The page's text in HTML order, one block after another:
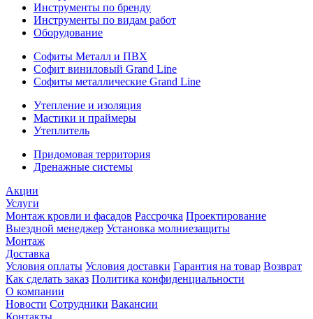
Инструменты по бренду
Инструменты по видам работ
Оборудование
Софиты Металл и ПВХ
Софит виниловый Grand Line
Софиты металлические Grand Line
Утепление и изоляция
Мастики и праймеры
Утеплитель
Придомовая территория
Дренажные системы
Акции
Услуги
Монтаж кровли и фасадов Рассрочка Проектирование
Выездной менеджер Установка молниезащиты
Монтаж
Доставка
Условия оплаты Условия доставки Гарантия на товар Возврат
Как сделать заказ Политика конфиденциальности
О компании
Новости Сотрудники Вакансии
Контакты